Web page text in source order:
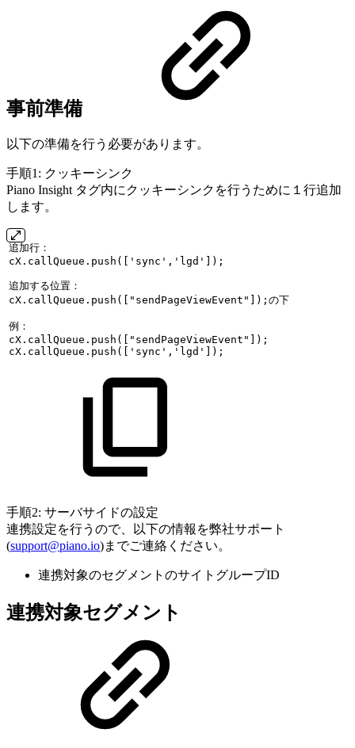
事前準備
以下の準備を行う必要があります。
手順1: クッキーシンク
Piano Insight タグ内にクッキーシンクを行うために１行追加
します。
追加行：
cX.callQueue.push(['sync','lgd']);
追加する位置：
cX.callQueue.push(["sendPageViewEvent"]);の下
例：
cX.callQueue.push(["sendPageViewEvent"]);
cX.callQueue.push(['sync','lgd']);
手順2: サーバサイドの設定
連携設定を行うので、以下の情報を弊社サポート
(support@piano.io)までご連絡ください。
連携対象のセグメントのサイトグループID
連携対象セグメント